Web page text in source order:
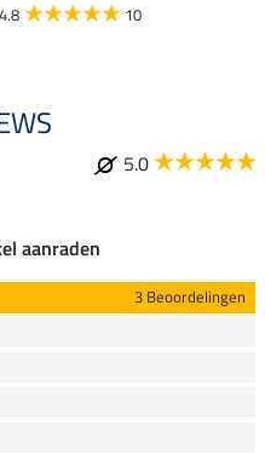
4.8 10
5.0
aanraden
3 Beoordelingen